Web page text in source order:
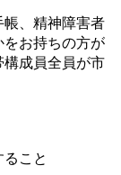
、精神障害者
お持ちの方が
構成員全員が市
こと